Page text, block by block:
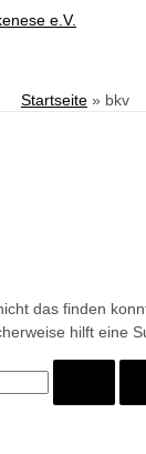
Startseite
bkv
das finden
hilft eine